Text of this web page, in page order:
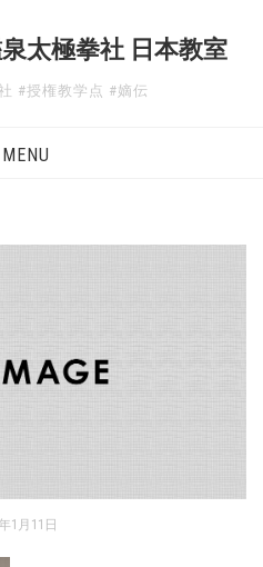
太極拳社 日本教室
#授権教学点 #嫡伝
MENU
1月11日